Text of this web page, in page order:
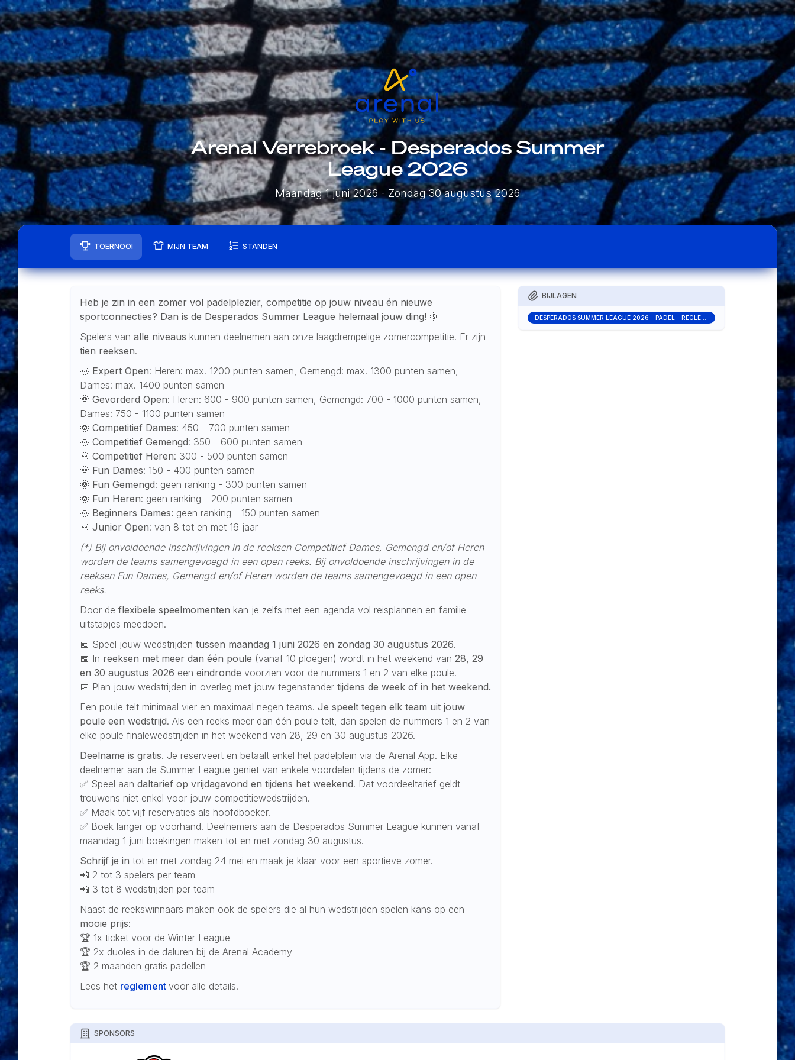
Arenal Verrebroek - Desperados Summer
League 2026
Maandag 1 juni 2026- Zondag 30 augustus 2026
TOERNOOI MIJN TEAM STANDEN
Heb je zin in een zomer vol padelplezier, competitie op jouw niveau én nieuwe
sportconnecties? Dan is de Desperados Summer League helemaal jouw ding! 🌞
Spelers vanalle niveaus kunnen deelnemen aan onze laagdrempelige zomercompetitie. Er zijn
tien reeksen.
🌞 Expert Open: Heren: max. 1200 punten samen, Gemengd: max. 1300 punten samen,
Dames: max. 1400 punten samen
🌞Gevorderd Open: Heren: 600 - 900 punten samen, Gemengd: 700 - 1000 punten samen,
Dames: 750 - 1100 punten samen
🌞Competitief Dames: 450 - 700 punten samen
🌞 Competitief Gemengd: 350 - 600 punten samen
🌞Competitief Heren: 300 - 500 punten samen
🌞 Fun Dames: 150 - 400 punten samen
🌞 Fun Gemengd: geen ranking - 300 punten samen
🌞 Fun Heren: geen ranking - 200 punten samen
🌞 Beginners Dames: geen ranking - 150 punten samen
🌞Junior Open: van 8 tot en met 16 jaar
(*) Bij onvoldoende inschrijvingen in de reeksen Competitief Dames, Gemengd en/of Heren
worden de teams samengevoegd in een open reeks. Bij onvoldoende inschrijvingen in de
reeksen Fun Dames, Gemengd en/of Heren worden de teams samengevoegd in een open
reeks.
Door deflexibele speelmomenten kan je zelfs met een agenda vol reisplannen en familie-
uitstapjes meedoen.
📅 Speel jouw wedstrijdentussen maandag 1 juni 2026 en zondag 30 augustus 2026.
📅 In reeksen met meer dan één poule (vanaf 10 ploegen) wordt in het weekend van 28, 29
en 30 augustus 2026 eeneindrondevoorzien voor de nummers 1 en 2 van elke poule.
📅 Plan jouw wedstrijden in overleg met jouw tegenstandertijdens de week of in het weekend.
Een poule telt minimaal vier en maximaal negen teams.Je speelt tegen elk team uit jouw
poule een wedstrijd. Als een reeks meer dan één poule telt, dan spelen de nummers 1 en 2 van
elke poule finalewedstrijden in het weekend van 28, 29 en 30 augustus 2026.
Deelname is gratis. Je reserveert en betaalt enkel het padelplein via de Arenal App. Elke
deelnemer aan de Summer League geniet van enkele voordelen tijdens de zomer:
✅ Speel aandaltarief op vrijdagavond en tijdens het weekend. Dat voordeeltarief geldt
trouwens niet enkel voor jouw competitiewedstrijden.
✅ Maak tot vijf reservaties als hoofdboeker.
✅ Boek langer op voorhand. Deelnemers aan de Desperados Summer League kunnen vanaf
maandag 1 juni boekingen maken tot en met zondag 30 augustus.
Schrijf je in tot en met zondag 24 mei en maak je klaar voor een sportieve zomer.
📲 2 tot 3 spelers per team
📲 3 tot 8 wedstrijden per team
Naast de reekswinnaars maken ook de spelers die al hun wedstrijden spelen kans op een
mooie prijs:
🏆 1x ticket voor de Winter League
🏆 2x duoles in de daluren bij de Arenal Academy
🏆 2 maanden gratis padellen
Lees het reglementvoor alle details.
BIJLAGEN
SPONSORS